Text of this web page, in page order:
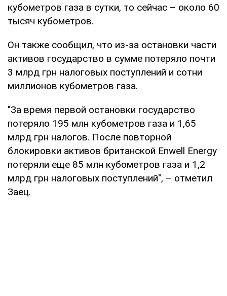
кубометров газа в сутки, то сейчас – около 60
тысяч кубометров.
Он также сообщил, что из-за остановки части
активов государство в сумме потеряло почти
3 млрд грн налоговых поступлений и сотни
миллионов кубометров газа.
"За время первой остановки государство
потеряло 195 млн кубометров газа и 1,65
млрд грн налогов. После повторной
блокировки активов британской Enwell Energy
потеряли еще 85 млн кубометров газа и 1,2
млрд грн налоговых поступлений", – отметил
Заец.